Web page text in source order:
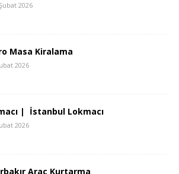
2026
Masa Kiralama
2026
| İstanbul Lokmacı
2026
Araç Kurtarma